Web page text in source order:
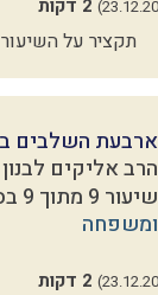
2 דקות
תקציר על השיעור
ארבעת השלבים
הרב אליקים לבנון
שיעור 9 מתוך 9 בסדרת
ומשפחה
2 דקות